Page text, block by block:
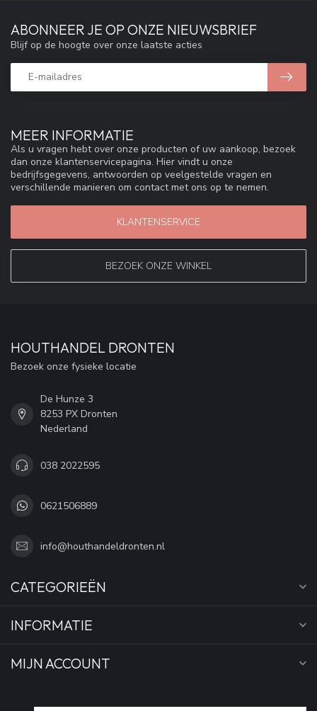
MEER INFORMATIE
Als u vragen hebt over onze producten of uw aankoop, bezoek
dan onze klantenservicepagina. Hier vindt u onze
bedrijfsgegevens, antwoorden op veelgestelde vragen en
verschillende manieren om contact met ons op te nemen.
KLANTENSERVICE
BEZOEK ONZE WINKEL
ABONNEER JE OP ONZE NIEUWSBRIEF
Blijf op de hoogte over onze laatste acties
HOUTHANDEL DRONTEN
Bezoek onze fysieke locatie
De Hunze 3
8253 PX Dronten
Nederland
038 2022595
0621506889
info@houthandeldronten.nl
CATEGORIEËN
INFORMATIE
MIJN ACCOUNT